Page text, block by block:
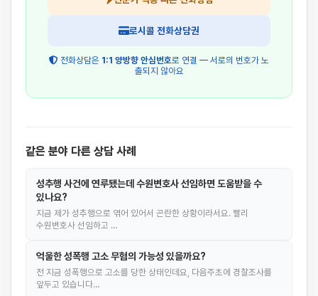
로시콜 전화상담권
전화상담은 1:1 양방향 안심번호로 연결 — 서로의 번호가 노
출되지 않아요
같은 분야 다른 상담 사례
성추행 사건에 연루됐는데 수원변호사 선임하면 도움받을 수
있나요?
지금 제가 성추행으로 엮어 있어서 곤란한 상황이라서요. 빨리
수원변호사 선임하고 …
억울한 성폭행 고소 무혐의 가능성 있을까요?
전 지금 성폭행으로 고소를 당한 상태인데요, 다음주초에 경찰조사를
앞두고 있습니다…